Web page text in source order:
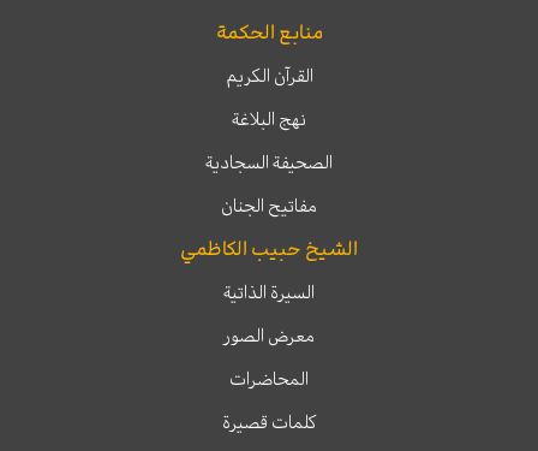
منابع الحكمة
القرآن الكريم
نهج البلاغة
الصحيفة السجادية
مفاتيح الجنان
الشيخ حبيب الكاظمي
السيرة الذاتية
معرض الصور
المحاضرات
كلمات قصيرة